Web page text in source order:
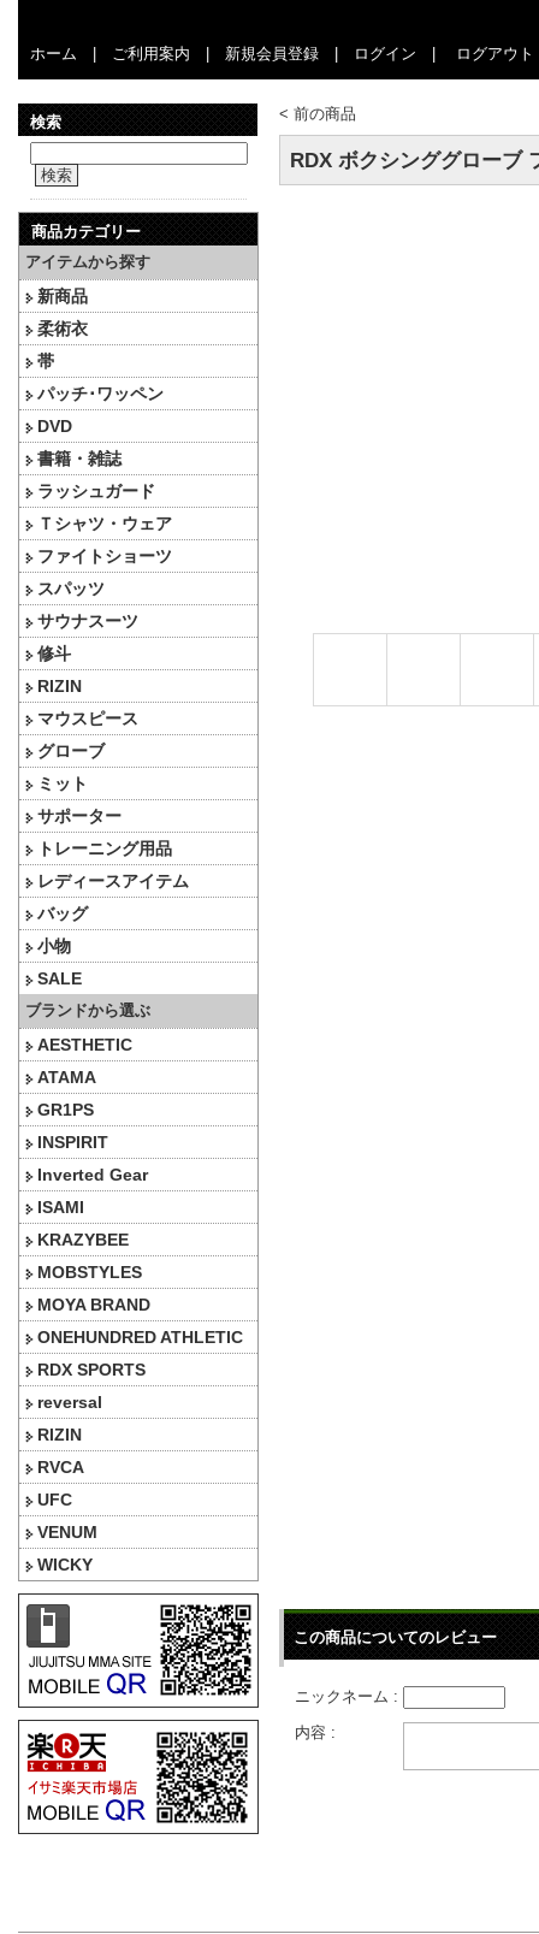
ホーム ご利用案内 新規会員登録 ログイン ログアウト
検索
検索
商品カテゴリー
アイテムから探す
新商品
柔術衣
帯
パッチ･ワッペン
DVD
書籍・雑誌
ラッシュガード
Ｔシャツ・ウェア
ファイトショーツ
スパッツ
サウナスーツ
修斗
RIZIN
マウスピース
グローブ
ミット
サポーター
トレーニング用品
レディースアイテム
バッグ
小物
SALE
ブランドから選ぶ
AESTHETIC
ATAMA
GR1PS
INSPIRIT
Inverted Gear
ISAMI
KRAZYBEE
MOBSTYLES
MOYA BRAND
ONEHUNDRED ATHLETIC
RDX SPORTS
reversal
RIZIN
RVCA
UFC
VENUM
WICKY
< 前の商品
RDX ボクシンググローブ
この商品についてのレビュー
ニックネーム :
内容 :